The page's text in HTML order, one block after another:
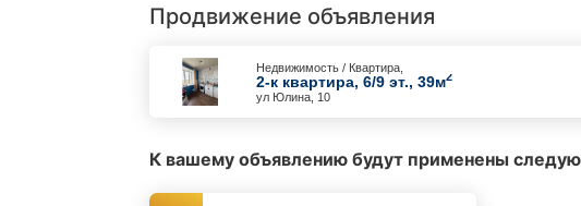
Продвижение объявления
Недвижимость / Квартира,
2-к квартира, 6/9 эт., 39м2
ул Юлина, 10
К вашему объявлению будут применены